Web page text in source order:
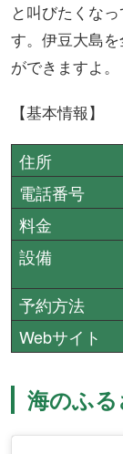
と叫びたくな
す。伊豆大島
ができますよ。
【基本情報】
住所
電話番号
料金
設備
予約方法
Webサイト
海のふ